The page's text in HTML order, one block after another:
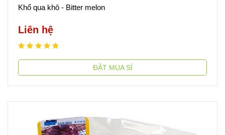
Khổ qua khô - Bitter melon
Liên hệ
ĐẶT MUA SỈ